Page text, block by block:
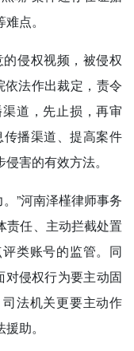
点。
侵权视频，被侵权
依法作出裁定，责令
道，先止损，再审
播渠道、提高案件
害的有效方法。
”河南泽槿律师事务
责任、主动拦截处置
类账号的监管。同
对侵权行为要主动固
法机关更要主动作
助。